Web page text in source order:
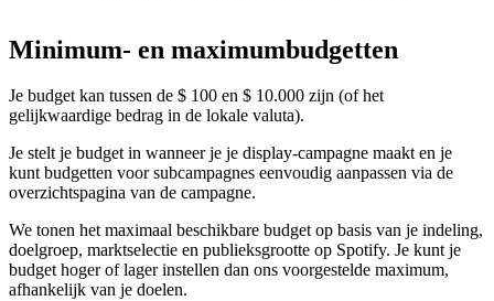
Minimum- en maximumbudgetten
Je budget kan tussen de $ 100 en $ 10.000 zijn (of het
gelijkwaardige bedrag in de lokale valuta).
Je stelt je budget in wanneer je je display-campagne maakt en je
kunt budgetten voor subcampagnes eenvoudig aanpassen via de
overzichtspagina van de campagne.
We tonen het maximaal beschikbare budget op basis van je indeling,
doelgroep, marktselectie en publieksgrootte op Spotify. Je kunt je
budget hoger of lager instellen dan ons voorgestelde maximum,
afhankelijk van je doelen.